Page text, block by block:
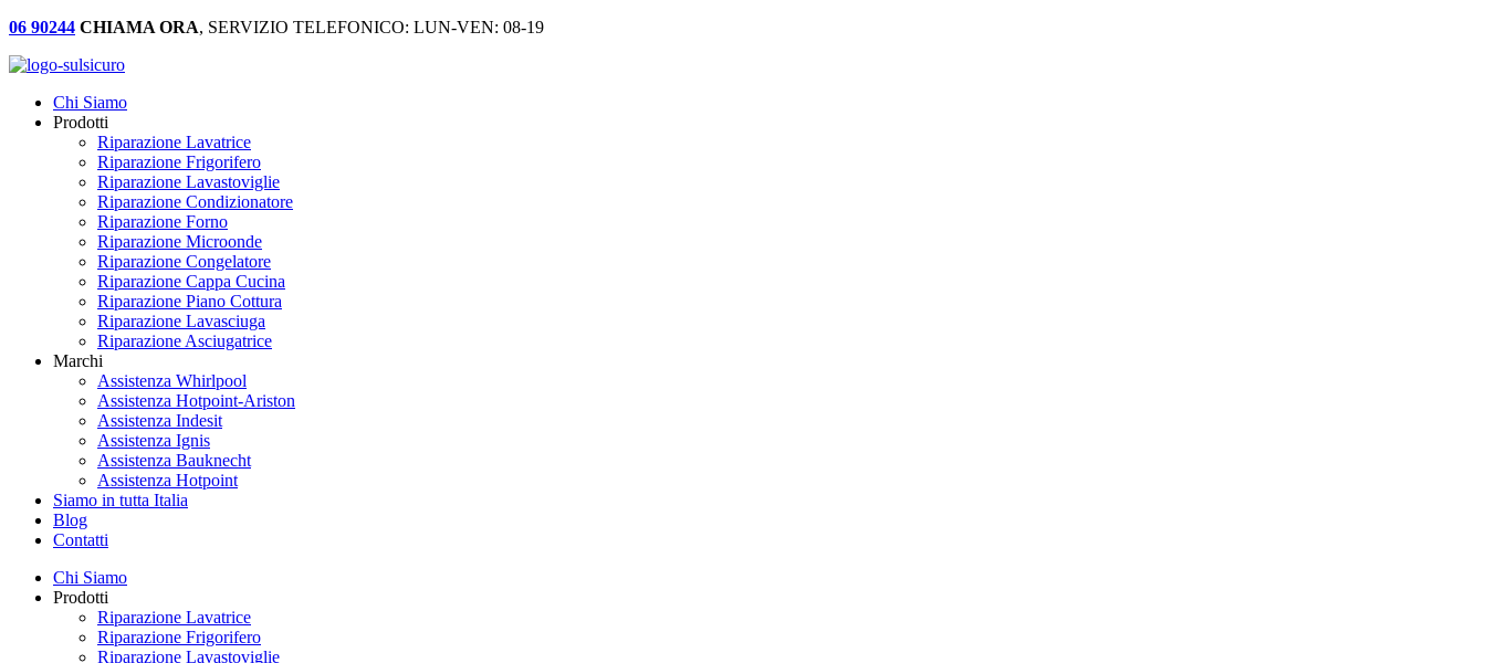
06 90244 CHIAMA ORA, SERVIZIO TELEFONICO: LUN-VEN: 08-19
Chi Siamo
Prodotti
Riparazione Lavatrice
Riparazione Frigorifero
Riparazione Lavastoviglie
Riparazione Condizionatore
Riparazione Forno
Riparazione Microonde
Riparazione Congelatore
Riparazione Cappa Cucina
Riparazione Piano Cottura
Riparazione Lavasciuga
Riparazione Asciugatrice
Marchi
Assistenza Whirlpool
Assistenza Hotpoint-Ariston
Assistenza Indesit
Assistenza Ignis
Assistenza Bauknecht
Assistenza Hotpoint
Siamo in tutta Italia
Blog
Contatti
Chi Siamo
Prodotti
Riparazione Lavatrice
Riparazione Frigorifero
Riparazione Lavastoviglie